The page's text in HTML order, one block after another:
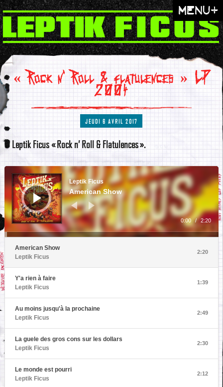
menu+
« Rock n’ Roll & flatulences » LP
2004
JEUDI 6 AVRIL 2017
Leptik Ficus « Rock n’ Roll & Flatulences ».
Lecteur
audio
Leptik Ficus
American Show
0:00 / 2:20
American Show
Leptik Ficus
2:20
Y'a rien à faire
Leptik Ficus
1:39
Au moins jusqu'à la prochaine
Leptik Ficus
2:49
La guele des gros cons sur les dollars
Leptik Ficus
2:30
Le monde est pourri
Leptik Ficus
2:12